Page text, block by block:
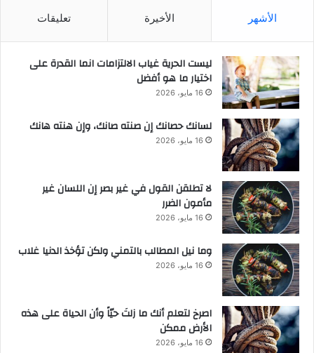
الأشهر الأخيرة تعليقات
ليست الحرية غياب الالتزامات انما القدرة على
اختيار ما هو أفضل
16 مايو، 2026
لسانك حصانك إن صنته صانك، وإن هنته هانك
16 مايو، 2026
لا تطلقن القول في غير بصر إن اللسان غير
مأمون الضرر
16 مايو، 2026
وما نيل المطالب بالتمني ولكن تؤخذ الدنيا غلاب
16 مايو، 2026
‫اصرخ لتعلم أنك ما زلتَ حيّاً وأن الحياة على هذه
الأرض ممكن
16 مايو، 2026